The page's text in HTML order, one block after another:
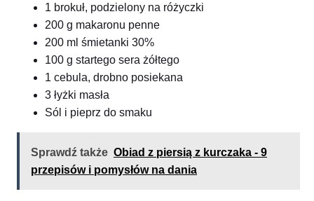
1 brokuł, podzielony na różyczki
200 g makaronu penne
200 ml śmietanki 30%
100 g startego sera żółtego
1 cebula, drobno posiekana
3 łyżki masła
Sól i pieprz do smaku
Sprawdź także Obiad z piersią z kurczaka - 9
przepisów i pomysłów na dania